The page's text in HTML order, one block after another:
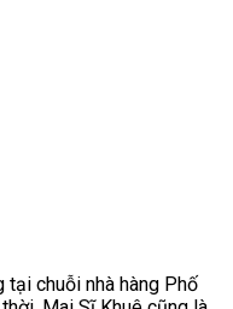
tại chuỗi nhà hàng Phố